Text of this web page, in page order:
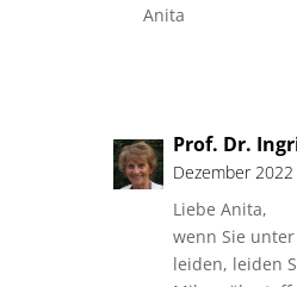
Anita
Prof. Dr.
Dezember
Liebe Anita,
wenn Sie
leiden, leiden